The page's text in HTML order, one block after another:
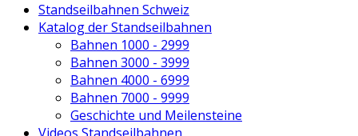
Standseilbahnen Schweiz
Katalog der Standseilbahnen
Bahnen 1000 - 2999
Bahnen 3000 - 3999
Bahnen 4000 - 6999
Bahnen 7000 - 9999
Geschichte und Meilensteine